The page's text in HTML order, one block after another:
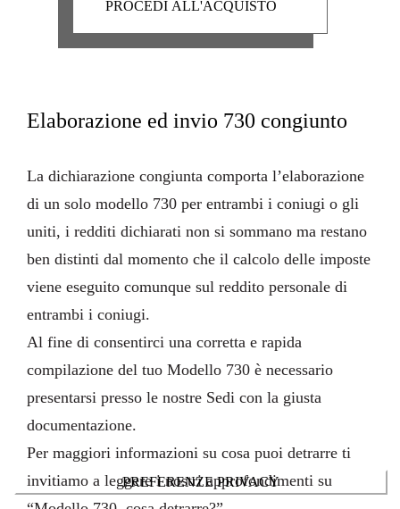
Elaborazione ed invio 730 congiunto
La dichiarazione congiunta comporta l’elaborazione
di un solo modello 730 per entrambi i coniugi o gli
uniti, i redditi dichiarati non si sommano ma restano
ben distinti dal momento che il calcolo delle imposte
viene eseguito comunque sul reddito personale di
entrambi i coniugi.
Al fine di consentirci una corretta e rapida
compilazione del tuo Modello 730 è necessario
presentarsi presso le nostre Sedi con la giusta
documentazione.
Per maggiori informazioni su cosa puoi detrarre ti
invitiamo a leggere i nostri approfondimenti su